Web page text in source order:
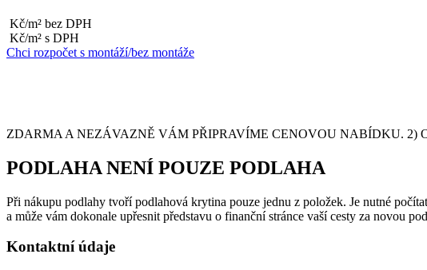
Kč/m² bez DPH
Kč/m² s DPH
Chci rozpočet s montáží/bez montáže
ZDARMA A NEZÁVAZNĚ VÁM PŘIPRAVÍME CENOVOU NABÍDKU. 2)
PODLAHA NENÍ POUZE PODLAHA
Při nákupu podlahy tvoří podlahová krytina pouze jednu z položek. Je nutné
a může vám dokonale upřesnit představu o finanční stránce vaší cesty za novou
Kontaktní údaje